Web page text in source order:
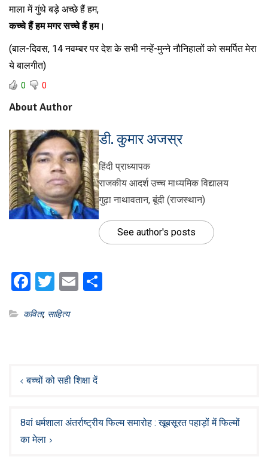
माला में गुंथे बड़े अच्छे हैं हम,
कच्चे हैं हम मगर सच्चे हैं हम।
(बाल-दिवस, 14 नवम्बर पर देश के सभी नन्हें-मुन्ने नौनिहालों को समर्पित मेरा
ये बालगीत)
0 0
About Author
डी. कुमार अजस्र
हिंदी प्राध्यापक
राजकीय आदर्श उच्च माध्यमिक विद्यालय
गुढ़ा नाथावतान, बूंदी (राजस्थान)
See author's posts
Facebook
Twitter
Email
कविता, साहित्य
navigation
बच्चों को सही शिक्षा दें
8वां धर्मशाला अंतर्राष्ट्रीय फिल्म समारोह : खूबसूरत पहाड़ों में फिल्मों
का मेला